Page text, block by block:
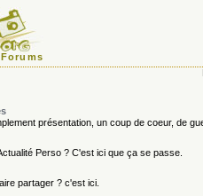
Forums
présentation, un coup de coeur, de
Perso ? C'est ici que ça se passe.
partager ? c'est ici.